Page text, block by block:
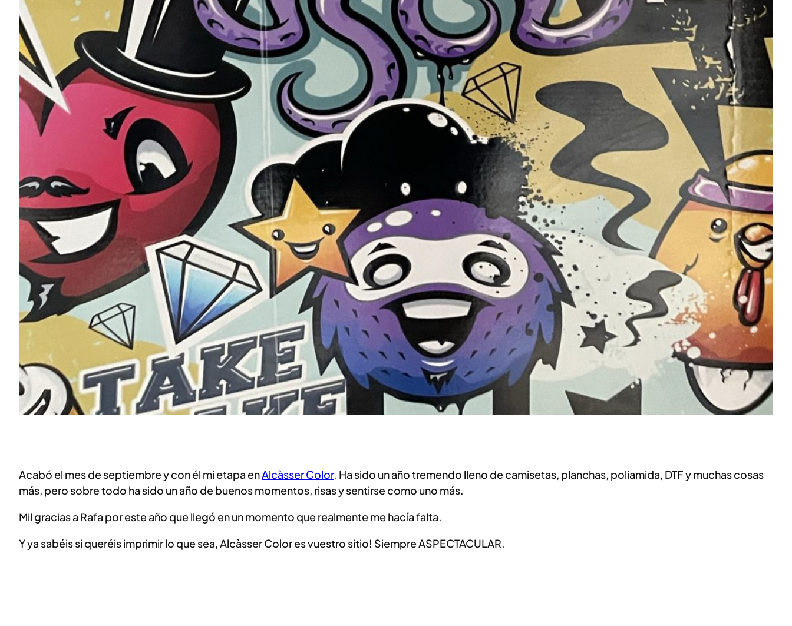
Acabó el mes de septiembre y con él mi etapa enAlcàsser Color. Ha sido un año tremendo lleno de camisetas, planchas, poliamida, DTF y muchas cosas
más, pero sobre todo ha sido un año de buenos momentos, risas y sentirse como uno más.
Mil gracias a Rafa por este año que llegó en un momento que realmente me hacía falta.
Y ya sabéis si queréis imprimir lo que sea, Alcàsser Color es vuestro sitio! Siempre ASPECTACULAR.